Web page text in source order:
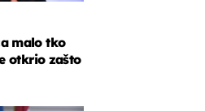
malo tko
otkrio zašto